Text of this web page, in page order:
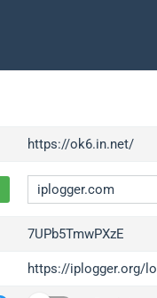
https://ok6.in.net/
iplogger.org
7UPb5TmwPXzE
https://iplogger.org/